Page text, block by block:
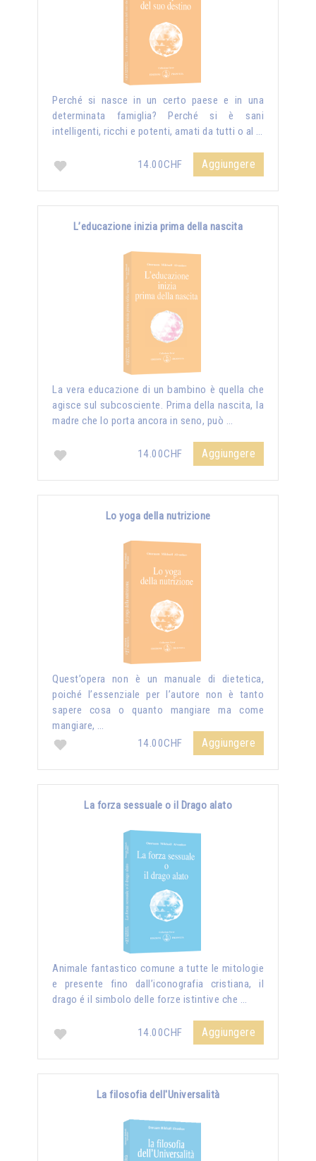
Perché si nasce in un certo paese e in una
determinata famiglia? Perché si è sani
intelligenti, ricchi e potenti, amati da tutti o al …
14.00CHF Aggiungere
L’educazione inizia prima della nascita
La vera educazione di un bambino è quella che
agisce sul subcosciente. Prima della nascita, la
madre che lo porta ancora in seno, può …
14.00CHF Aggiungere
Lo yoga della nutrizione
Quest’opera non è un manuale di dietetica,
poiché l’essenziale per l’autore non è tanto
sapere cosa o quanto mangiare ma come
mangiare, …
14.00CHF
Aggiungere
La forza sessuale o il Drago alato
Animale fantastico comune a tutte le mitologie
e presente fino dall’iconografia cristiana, il
drago é il simbolo delle forze istintive che …
14.00CHF Aggiungere
La filosofia dell'Universalità